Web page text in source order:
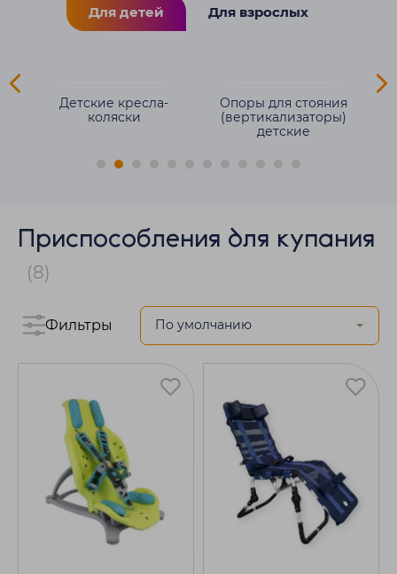
Для детей Для взрослых
Детские кресла-
коляски
Опоры для стояния
(вертикализаторы)
детские
Приспособления для купания
(8)
Фильтры